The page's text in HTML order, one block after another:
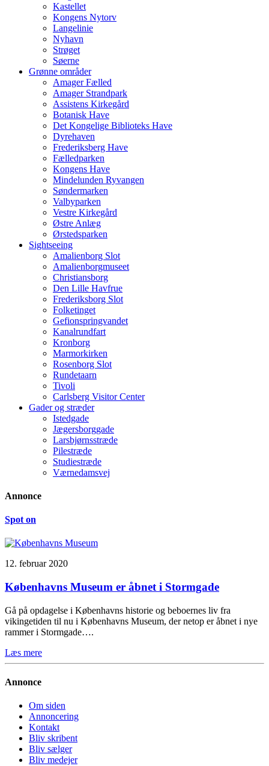
Kastellet
Kongens Nytorv
Langelinie
Nyhavn
Strøget
Søerne
Grønne områder
Amager Fælled
Amager Strandpark
Assistens Kirkegård
Botanisk Have
Det Kongelige Biblioteks Have
Dyrehaven
Frederiksberg Have
Fælledparken
Kongens Have
Mindelunden Ryvangen
Søndermarken
Valbyparken
Vestre Kirkegård
Østre Anlæg
Ørstedsparken
Sightseeing
Amalienborg Slot
Amalienborgmuseet
Christiansborg
Den Lille Havfrue
Frederiksborg Slot
Folketinget
Gefionspringvandet
Kanalrundfart
Kronborg
Marmorkirken
Rosenborg Slot
Rundetaarn
Tivoli
Carlsberg Visitor Center
Gader og stræder
Istedgade
Jægersborggade
Larsbjørnsstræde
Pilestræde
Studiestræde
Værnedamsvej
Annonce
Spot on
12. februar 2020
Københavns Museum er åbnet i Stormgade
Gå på opdagelse i Københavns historie og beboernes liv fra
vikingetiden til nu i Københavns Museum, der netop er åbnet i nye
rammer i Stormgade….
Læs mere
Annonce
Om siden
Annoncering
Kontakt
Bliv skribent
Bliv sælger
Bliv medejer